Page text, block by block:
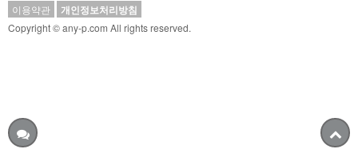
이용약관 개인정보처리방침
Copyright © any-p.com All rights reserved.